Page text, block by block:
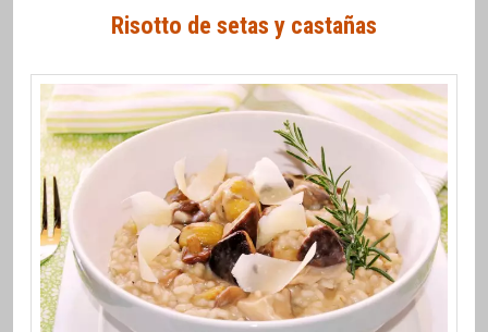
Risotto de setas y castañas